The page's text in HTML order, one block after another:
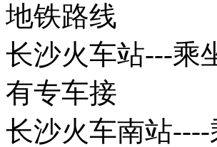
地铁路线
长沙火车站---乘
有专车接
长沙火车南站